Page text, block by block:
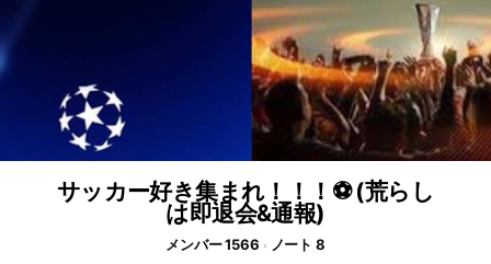
サッカー好き集まれ！！！⚽️ (荒らし
は即退会&通報)
メンバー 1566
ノート 8